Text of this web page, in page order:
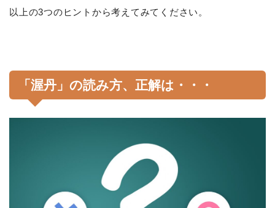
以上の3つのヒントから考えてみてください。
「渥丹」の読み方、正解は・・・